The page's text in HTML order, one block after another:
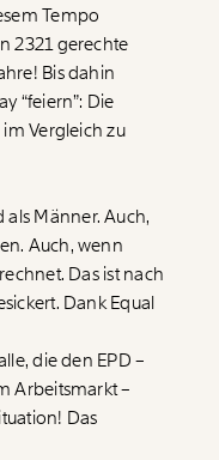
Tempo
2321 gerechte
Bis dahin
“feiern”: Die
Vergleich zu
Männer. Auch,
Auch, wenn
Das ist nach
Dank Equal
die den EPD –
Arbeitsmarkt –
Das